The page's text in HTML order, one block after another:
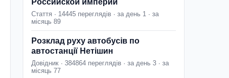
Российской империи
Стаття · 14445 переглядів · за день 1 · за
місяць 89
Розклад руху автобусів по
автостанції Нетішин
Довідник · 384864 переглядів · за день 3 · за
місяць 77